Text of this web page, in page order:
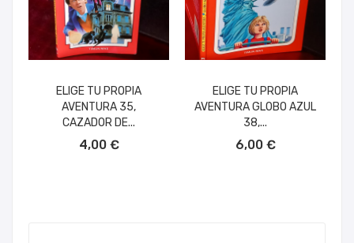
ELIGE TU PROPIA
AVENTURA 35,
CAZADOR DE...
4,00 €
ELIGE TU PROPIA
AVENTURA GLOBO AZUL
38,...
6,00 €